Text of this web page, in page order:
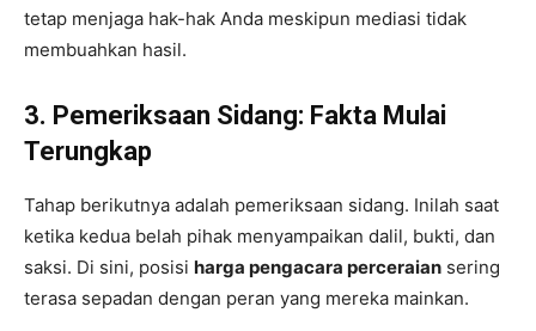
tetap menjaga hak-hak Anda meskipun mediasi tidak
membuahkan hasil.
3. Pemeriksaan Sidang: Fakta Mulai
Terungkap
Tahap berikutnya adalah pemeriksaan sidang. Inilah saat
ketika kedua belah pihak menyampaikan dalil, bukti, dan
saksi. Di sini, posisi harga pengacara perceraian sering
terasa sepadan dengan peran yang mereka mainkan.